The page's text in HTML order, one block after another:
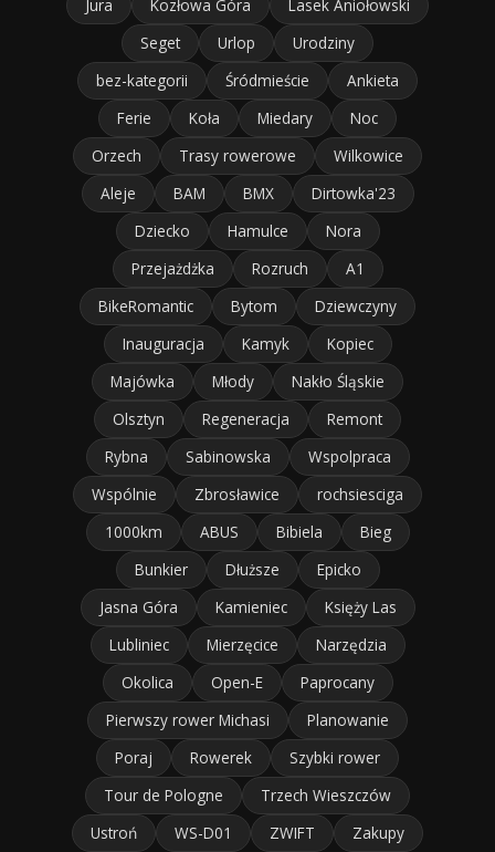
Jura
Kozłowa Góra
Lasek Aniołowski
Seget
Urlop
Urodziny
bez-kategorii
Śródmieście
Ankieta
Ferie
Koła Miedary
Noc
Orzech
Trasy rowerowe
Wilkowice
Aleje
BAM BMX
Dirtowka'23
Dziecko
Hamulce
Nora
Przejażdżka
Rozruch
A1
BikeRomantic
Bytom
Dziewczyny
Inauguracja
Kamyk
Kopiec
Majówka
Młody
Nakło Śląskie
Olsztyn
Regeneracja
Remont
Rybna
Sabinowska
Wspolpraca
Wspólnie
Zbrosławice
rochsiesciga
1000km
ABUS Bibiela
Bieg
Bunkier
Dłuższe
Epicko
Jasna Góra
Kamieniec
Księży Las
Lubliniec
Mierzęcice
Narzędzia
Okolica
Open-E
Paprocany
Pierwszy rower Michasi
Planowanie
Poraj
Rowerek
Szybki rower
Tour de Pologne
Trzech Wieszczów
Ustroń
WS-D01 ZWIFT
Zakupy